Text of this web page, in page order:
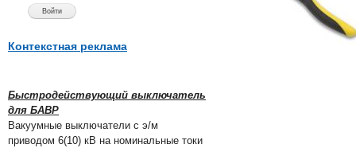
Контекстная реклама
Быстродействующий выключатель
для БАВР
Вакуумные выключатели с э/м
приводом 6(10) кВ на номинальные токи